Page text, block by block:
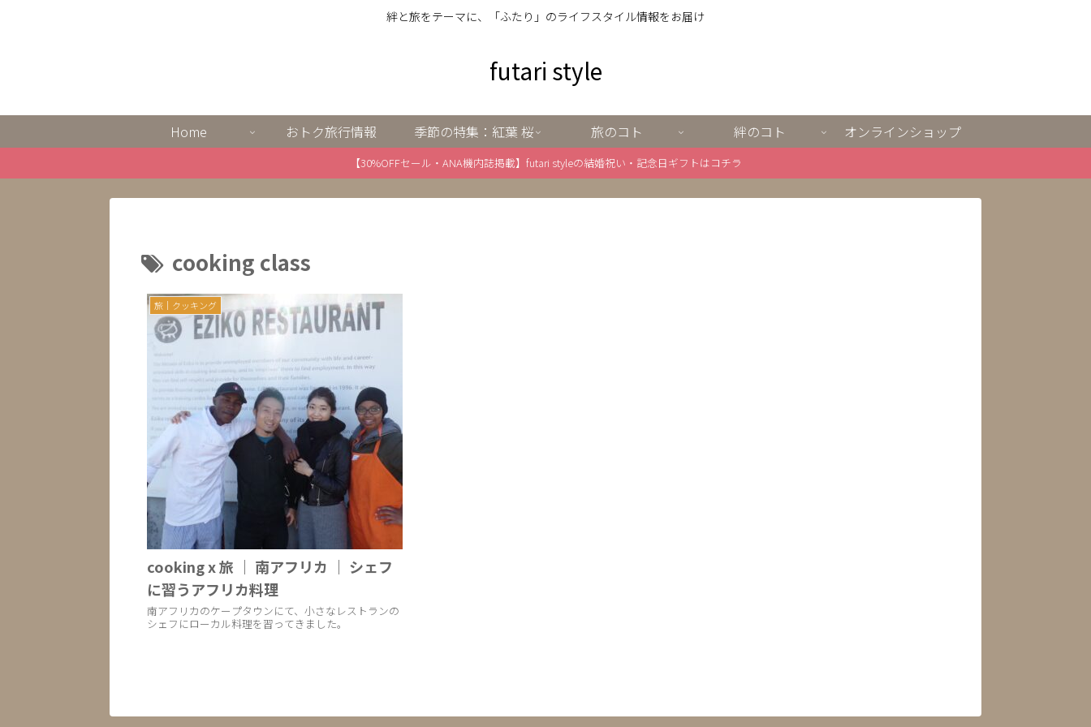
絆と旅をテーマに、「ふたり」のライフスタイル情報をお届け
futari style
Home おトク旅行情報 季節の特集：紅葉 桜 旅のコト 絆のコト オンラインショップ
【30%OFFセール・ANA機内誌掲載】futari styleの結婚祝い・記念日ギフトはコチラ
cooking class
旅｜クッキング
cooking x 旅 ｜ 南アフリカ ｜ シェフ
に習うアフリカ料理
南アフリカのケープタウンにて、小さなレストランの
シェフにローカル料理を習ってきました。